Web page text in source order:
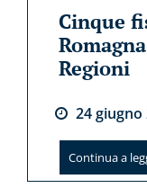
Cinque
Regioni
24giugno
Continua a